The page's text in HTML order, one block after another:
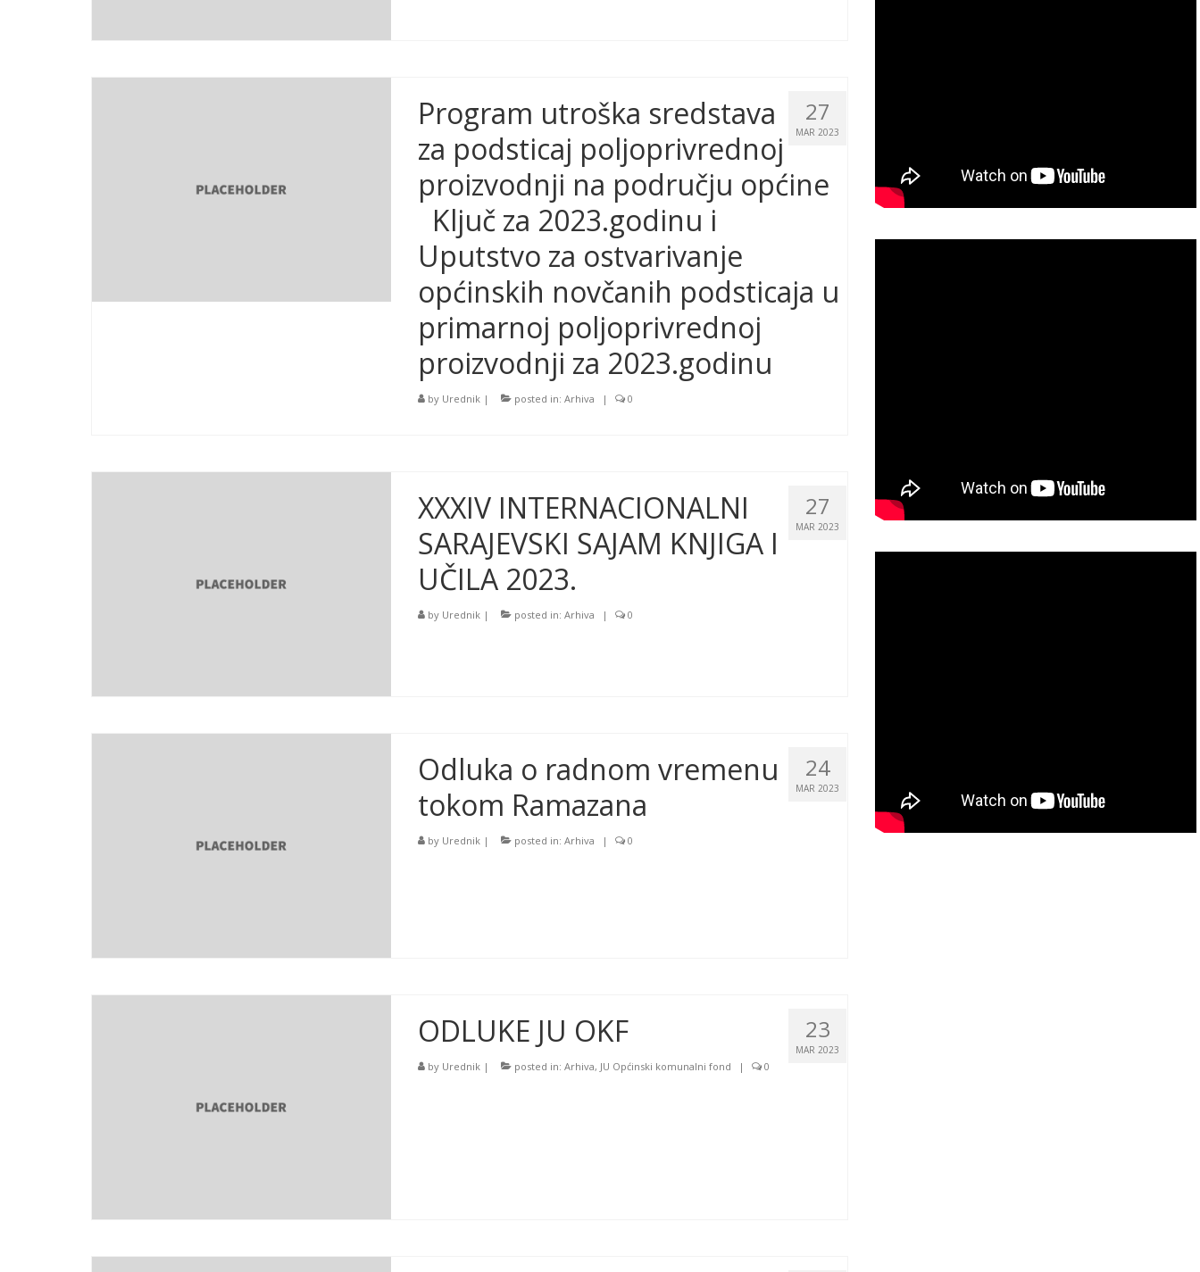
27
MAR 2023
Program utroška sredstava
za podsticaj poljoprivrednoj
proizvodnji na području općine
Ključ za 2023.godinu i
Uputstvo za ostvarivanje
općinskih novčanih podsticaja u
primarnoj poljoprivrednoj
proizvodnji za 2023.godinu
by Urednik| posted in: Arhiva | 0
27
MAR 2023
XXXIV INTERNACIONALNI
SARAJEVSKI SAJAM KNJIGA I
UČILA 2023.
by Urednik| posted in: Arhiva | 0
24
MAR 2023
Odluka o radnom vremenu
tokom Ramazana
by Urednik| posted in: Arhiva | 0
23
MAR 2023
ODLUKE JU OKF
by Urednik| posted in: Arhiva, JU Općinski komunalni fond | 0